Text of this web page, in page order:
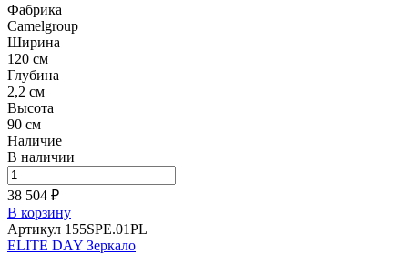
Фабрика
Camelgroup
Ширина
120 см
Глубина
2,2 см
Высота
90 см
Наличие
В наличии
38 504 ₽
В корзину
Артикул 155SPE.01PL
ELITE DAY Зеркало